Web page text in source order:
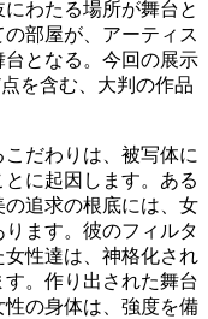
わたる場所が舞台と
部屋が、アーティス
台となる。今回の展示
を含む、大判の作品
だわりは、被写体に
に起因します。ある
追求の根底には、女
ます。彼のフィルタ
性達は、神格化され
。作り出された舞台
の身体は、強度を備